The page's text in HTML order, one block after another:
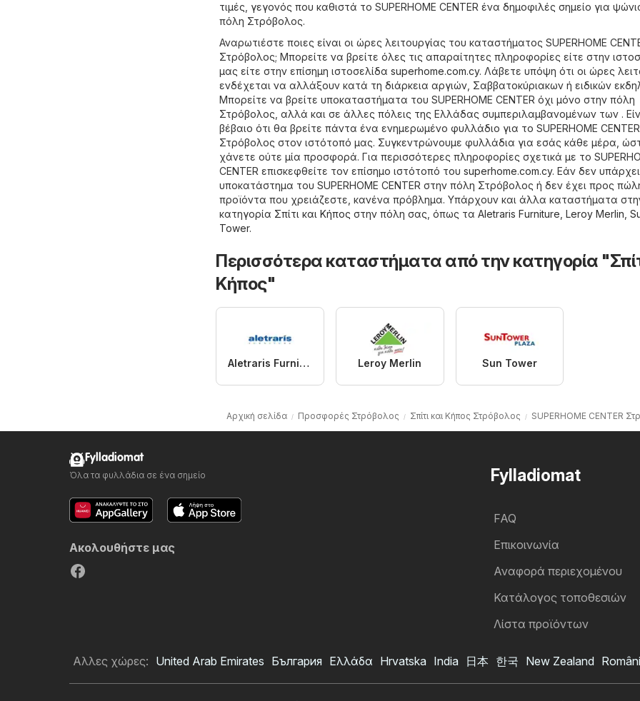
τιμές, γεγονός που καθιστά το SUPERHOME CENTER ένα δημοφιλές σημείο για
πόλη Στρόβολος.
Αναρωτιέστε ποιες είναι οι ώρες λειτουργίας του καταστήματος SUPERHOME
Στρόβολος; Μπορείτε να βρείτε όλες τις απαραίτητες πληροφορίες είτε στην
μας είτε στην επίσημη ιστοσελίδα superhome.com.cy. Λάβετε υπόψη ότι οι ώρες
ενδέχεται να αλλάξουν κατά τη διάρκεια αργιών, Σαββατοκύριακων ή ειδικών
Μπορείτε να βρείτε υποκαταστήματα του SUPERHOME CENTER όχι μόνο στην πόλη
Στρόβολος, αλλά και σε άλλες πόλεις της Ελλάδας συμπεριλαμβανομένων των .
βέβαιο ότι θα βρείτε πάντα ένα ενημερωμένο φυλλάδιο για το SUPERHOME CENTER
Στρόβολος στον ιστότοπό μας. Συγκεντρώνουμε φυλλάδια για εσάς κάθε μέρα,
χάνετε ούτε μία προσφορά. Για περισσότερες πληροφορίες σχετικά με το
CENTER επισκεφθείτε τον επίσημο ιστότοπό του superhome.com.cy. Εάν δεν υπάρχει
υποκατάστημα του SUPERHOME CENTER στην πόλη Στρόβολος ή δεν έχει προς
προϊόντα που χρειάζεστε, κανένα πρόβλημα. Υπάρχουν και άλλα καταστήματα
κατηγορία Σπίτι και Κήπος στην πόλη σας, όπως τα Aletraris Furniture, Leroy Merlin,
Tower.
Περισσότερα καταστήματα από την κατηγορία
Κήπος"
Aletraris Furniture Leroy Merlin Sun Tower
Αρχική σελίδα Προσφορές Στρόβολος Σπίτι και Κήπος Στρόβολος SUPERHOME CENTER
Fylladiomat
FAQ
Επικοινωνία
Αναφορά περιεχομένου
Κατάλογος τοποθεσιών
Λίστα προϊόντων
Fylladiomat
Όλα τα φυλλάδια σε ένα σημείο
Ακολουθήστε μας
Αλλες χώρες: United Arab Emirates България Ελλάδα Hrvatska India 日本 한국 New Zealand